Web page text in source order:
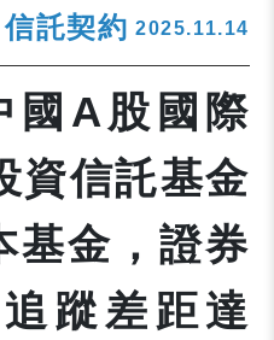
託契約 2025.11.14
國A股國際
資信託基金
基金，證券
蹤差距達